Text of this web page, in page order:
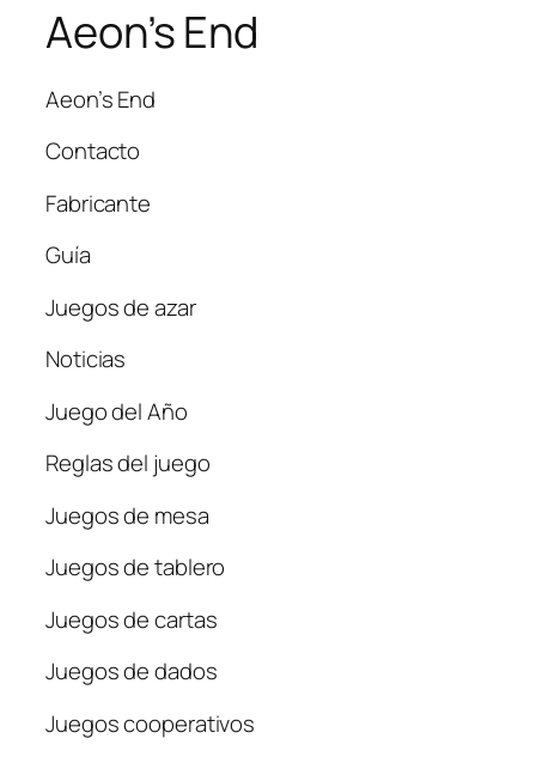
Aeon’s End
Aeon’s End
Contacto
Fabricante
Guía
Juegos de azar
Noticias
Juego del Año
Reglas del juego
Juegos de mesa
Juegos de tablero
Juegos de cartas
Juegos de dados
Juegos cooperativos